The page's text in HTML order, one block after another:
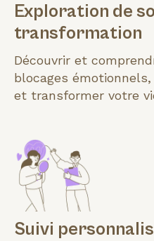
Exploration de
transformation
Découvrir et
blocages
et transformer votre
Suivi